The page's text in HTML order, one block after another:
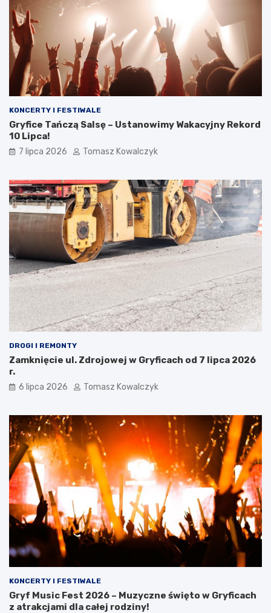
KONCERTY I FESTIWALE
Gryfice Tańczą Salsę – Ustanowimy Wakacyjny Rekord
10 Lipca!
7 lipca 2026 Tomasz Kowalczyk
DROGI I REMONTY
Zamknięcie ul. Zdrojowej w Gryficach od 7 lipca 2026
r.
6 lipca 2026 Tomasz Kowalczyk
KONCERTY I FESTIWALE
Gryf Music Fest 2026 – Muzyczne święto w Gryficach
z atrakcjami dla całej rodziny!